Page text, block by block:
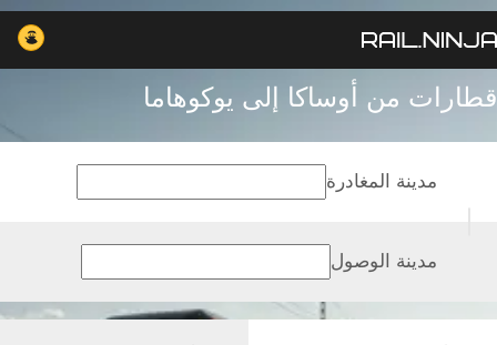
قطارات من أوساكا إلى يوكوهاما
مدينة المغادرة
مدينة الوصول